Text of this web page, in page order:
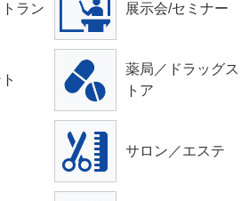
ラン 展示会/セミナー
薬局／ドラッグス
トア
サロン／エステ